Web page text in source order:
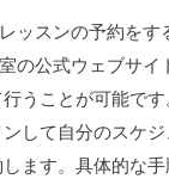
ッスンの予約をす
の公式ウェブサイ
うことが可能で
して自分のスケ
ます。具体的な